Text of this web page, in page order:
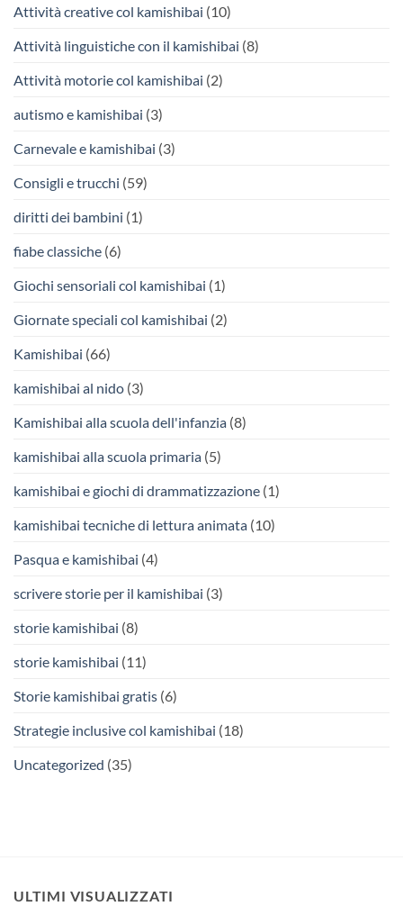
Attività creative col kamishibai (10)
Attività linguistiche con il kamishibai (8)
Attività motorie col kamishibai (2)
autismo e kamishibai (3)
Carnevale e kamishibai (3)
Consigli e trucchi (59)
diritti dei bambini (1)
fiabe classiche (6)
Giochi sensoriali col kamishibai (1)
Giornate speciali col kamishibai (2)
Kamishibai (66)
kamishibai al nido (3)
Kamishibai alla scuola dell'infanzia (8)
kamishibai alla scuola primaria (5)
kamishibai e giochi di drammatizzazione (1)
kamishibai tecniche di lettura animata (10)
Pasqua e kamishibai (4)
scrivere storie per il kamishibai (3)
storie kamishibai (8)
storie kamishibai (11)
Storie kamishibai gratis (6)
Strategie inclusive col kamishibai (18)
Uncategorized (35)
ULTIMI VISUALIZZATI